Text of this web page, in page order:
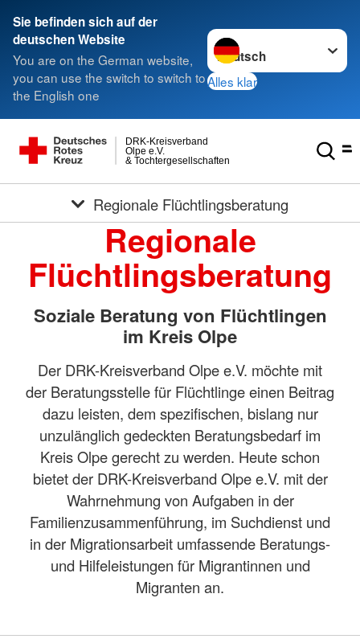
Sie befinden sich auf der
deutschen Website
You are on the German website,
you can use the switch to switch to
the English one
Sprache wechseln zu
Alles klar
& Tochtergesellschaften
Olpe e.V.
DRK-Kreisverband
Regionale Flüchtlingsberatung
Regionale
Flüchtlingsberatung
Soziale Beratung von Flüchtlingen
im Kreis Olpe
Der DRK-Kreisverband Olpe e.V. möchte mit
der Beratungsstelle für Flüchtlinge einen Beitrag
dazu leisten, dem spezifischen, bislang nur
unzulänglich gedeckten Beratungsbedarf im
Kreis Olpe gerecht zu werden. Heute schon
bietet der DRK-Kreisverband Olpe e.V. mit der
Wahrnehmung von Aufgaben in der
Familienzusammenführung, im Suchdienst und
in der Migrationsarbeit umfassende Beratungs-
und Hilfeleistungen für Migrantinnen und
Migranten an.